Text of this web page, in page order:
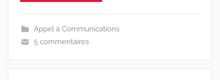
Appel à Communications
5 commentaires